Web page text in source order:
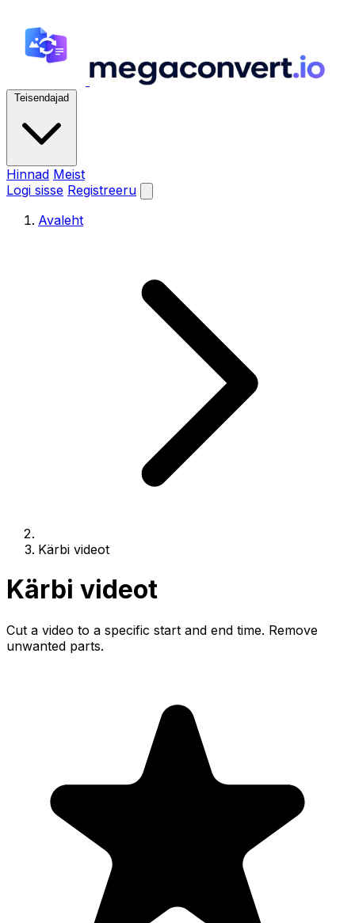
Teisendajad
Hinnad Meist
Logi sisse Registreeru
Avaleht
Kärbi videot
Kärbi videot
Cut a video to a specific start and end time. Remove
unwanted parts.